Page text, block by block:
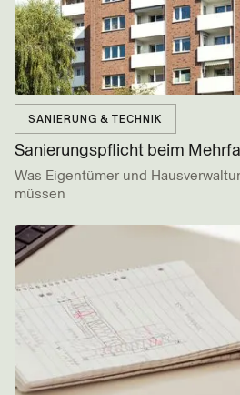
Sanierungspflicht beim
SANIERUNG & TECHNIK
Was Eigentümer und
müssen